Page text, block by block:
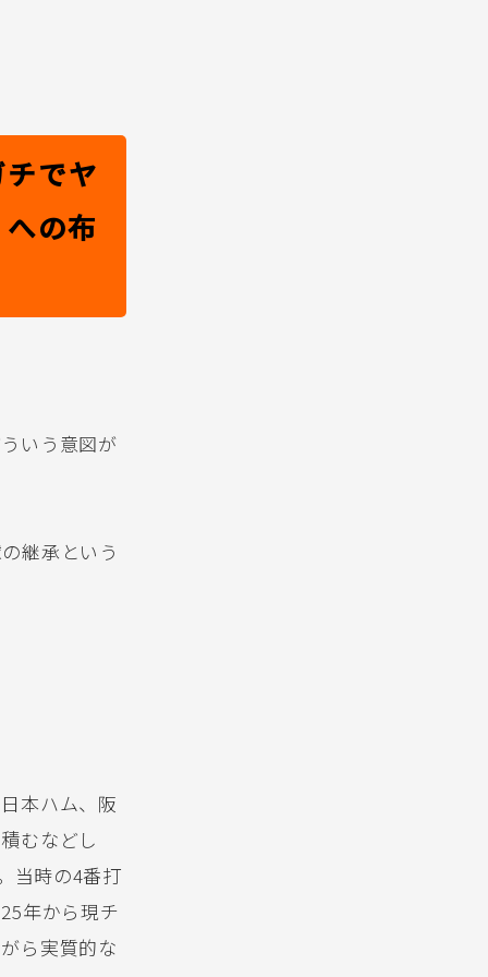
でヤ
の布
いう意図が
継承という
本ハム、阪
むなどし
当時の4番打
年から現チ
ら実質的な